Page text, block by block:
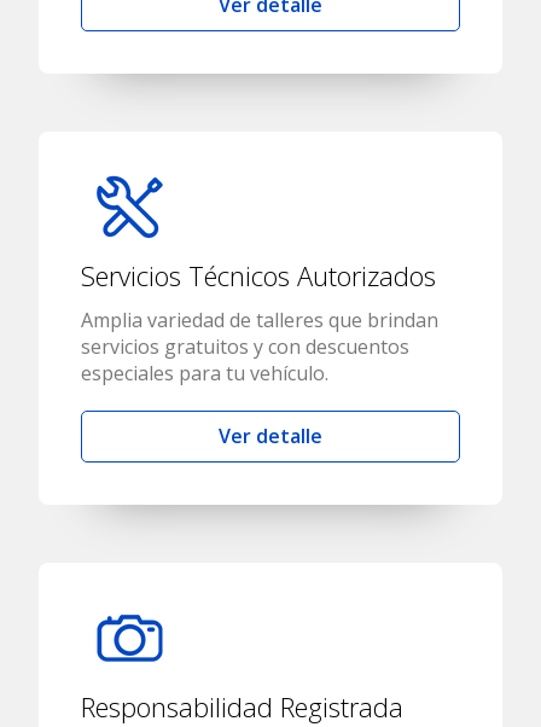
Servicios Técnicos Autorizados
Amplia variedad de talleres que brindan
servicios gratuitos y con descuentos
especiales para tu vehículo.
Ver detalle
Responsabilidad Registrada